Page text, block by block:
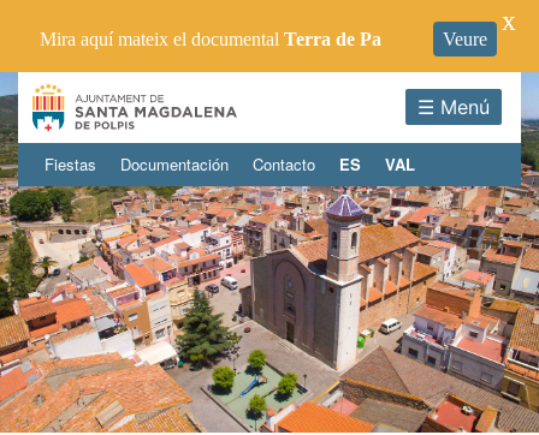
☰ Menú
Fiestas Documentación Contacto ES VAL
Mira aquí mateix el documental Terra de Pa Veure
X